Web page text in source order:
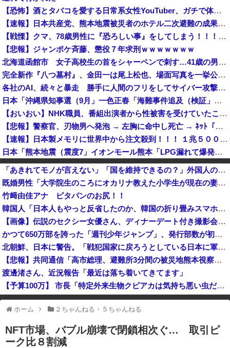
【恐怖】酒とタバコを愛する日常系女性YouTuber、ガチで体が終わる・・・
【速報】日本共産党、熊本地震被災者のホテル二次避難の成果はウチだとアレオレ詐欺をはじめる
【戦慄】クマ、78歳男性に『恐ろしい事』をしてしまう！！！！！！！
【悲報】ジャンポケ斉藤、懲役７年求刑ｗｗｗｗｗｗｗ
北海道函館市 女子高校生の首をシャーペンで刺す…41歳の男を現行犯逮捕 面識なし [8/5]
完全新作『八つ墓村』、金田一は尾上松也、場面写真を一挙公開！
各社のAI、続々と暴走 勝手に人間のフリをしてサイバー攻撃を仕掛ける事件が相次ぐ
日本「沖縄県知事選（9月」一色正春「海難事件追及（検証」八重山日報「抗議団体が危険航行（生徒乗せ制限区域侵入」第三者委員会「抗議団体の構成組織は...
【おいおい】NHK職員、番組出演者から性被害を受けていたことが発覚「PTSDと診断されるも、復職時に異動希望かなわず」
【悲報】警察官、刃物男へ発泡 → 左胸に命中し死亡 → ﾈｯﾄ「手足を狙え」「過剰防衛だ」と批判の声…
【速報】日本製メモリに世界中から注文殺到！！！ １兆５０００億円で工場増築へ
日本「熊本地震（震度7」イオンモール熊本「LPG漏れて爆発（液化石油ｶﾞｽ」日本「爆発で火災が吹き飛ぶ（爆轟発生説」ハビタ「遺族説明の虚偽を認め...
反高市な自民党議員がモーニングショーに生出演、すると普段は自民を叩きまくりの某出演者が……
フェミさん「女性視点の避難所を提言します」
「あきれてモノが言えない」「国を維持できるの？」外国人の永住許可要件の厳格化で在日中国人の本音は？
既婚男性「大学院生のころにオカリナ教えた小学生が現在の妻ですね」→ネット大荒れｗｗｗｗ
竹﨑由佳アナ ピタパンのお尻！！
韓国人「日本人もやっと反省したのか、韓国の折り畳みスマホが欲しくて欲しくて我慢できないみたいです」
【画像】伝説のセクシー女優さん、ディナーデート付き撮影会が話題になってしまうｗｗｗｗｗｗ
かつて650万部を誇った「週刊少年ジャンプ」、発行部数が初の100万部割れ
北朝鮮、日本に警告。「戦犯国家に戻ろうとしている日本に軍事的選択肢を検討」
【悲報】共同通信「高市総理、避難所3分間の被災地熊本視察動画に批判！」 → 内閣報道官「避難所視察は51分間！大変な状況の中で、1時間近く受け入れていただき、感謝！」
渡邊渚さん、近況報告「最近は落ち着いてきてます」
【予算100万】 市長「特定外来生物クビアカは気持ち悪い虫だしそんな需要ないと思う」1匹300円相当の報奨金→初日に42万取られ焦り
イオンモール熊本の爆発、ガス管に残っていたLPガスが漏れたことが原因か 経産省が全国の大規模施設でガス供給設備の点検要請
一部のコンテンツが表示されなくなったり、サイト全体のレイアウトが崩れ
たりする場合があります。
ホーム ２ちゃんねる・５ちゃんねる
NFT市場、バブル崩壊で閉鎖相次ぐ… 取引ピ
ーク比８割減